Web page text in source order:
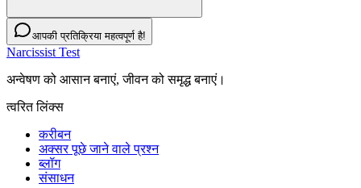
आपकी प्रतिक्रिया महत्वपूर्ण है!
Narcissist Test
अन्वेषण को आसान बनाएं, जीवन को समृद्ध बनाएं।
त्वरित लिंक्स
करीबन
अक्सर पूछे जाने वाले प्रश्न
ब्लॉग
संसाधन